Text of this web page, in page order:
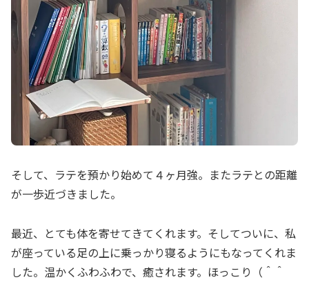
そして、ラテを預かり始めて４ヶ月強。またラテとの距離
が一歩近づきました。
最近、とても体を寄せてきてくれます。そしてついに、私
が座っている足の上に乗っかり寝るようにもなってくれま
した。温かくふわふわで、癒されます。ほっこり（＾＾